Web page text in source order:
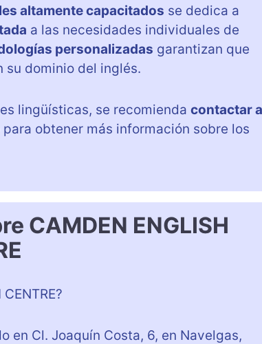
altamente capacitados se dedica a
a las necesidades individuales de
personalizadas garantizan que
su dominio del inglés.
lingüísticas, se recomienda contactar a
obtener más información sobre los
CAMDEN ENGLISH
en Cl. Joaquín Costa, 6, en Navelgas,